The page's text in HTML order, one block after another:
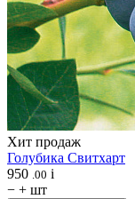
Хит продаж
Голубика Свитхарт
950 .00 i
− + шт